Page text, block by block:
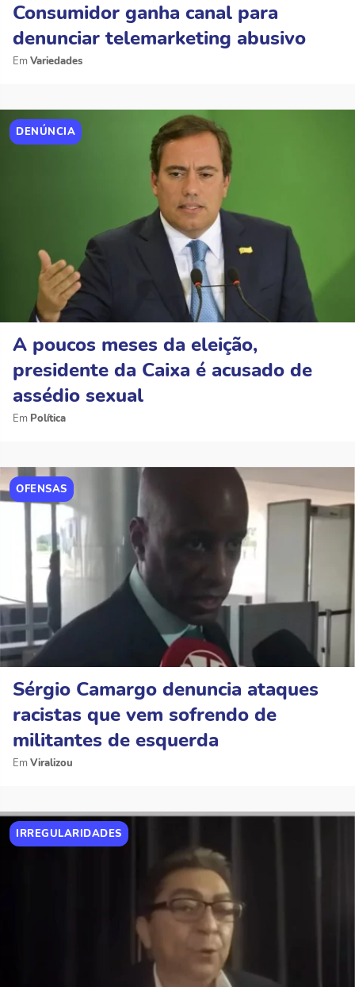
Consumidor ganha canal para
denunciar telemarketing abusivo
Variedades
DENÚNCIA
A poucos meses da eleição,
presidente da Caixa é acusado de
assédio sexual
Política
OFENSAS
Sérgio Camargo denuncia ataques
racistas que vem sofrendo de
militantes de esquerda
Viralizou
IRREGULARIDADES